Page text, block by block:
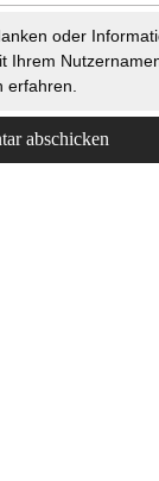
oder
Ihrem
erfahren.